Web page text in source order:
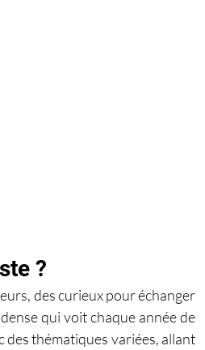
?
des curieux pour échanger
qui voit chaque année de
des thématiques variées, allant